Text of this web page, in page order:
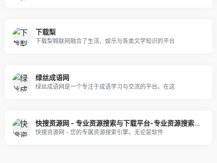
下载梨
下载梨翱联网融合了生活、娱乐与各类文学知识的平台
绿丝成语网
绿丝成语网是一个专注于成语学习与交流的平台。在这
快搜资源网 - 专业资源搜索与下载平台-专业资源搜索与下载平台-专业资源搜索与下载平台
快搜资源网 - 您的专属资源搜索引擎。无论是软件